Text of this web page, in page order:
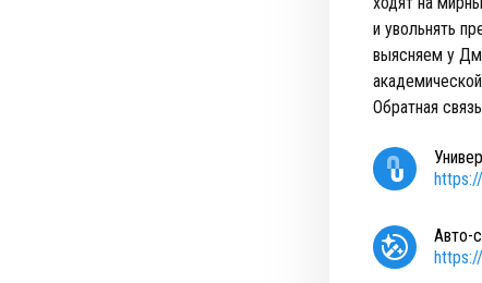
и увольнять
выясняем у
Обратная
Авто-